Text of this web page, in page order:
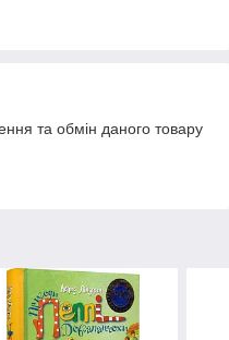
та обмін даного товару